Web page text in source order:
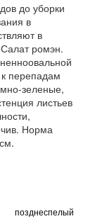
до уборки
в
в
ромэн.
перепадам
зеленые,
листьев
Норма
позднеспелый